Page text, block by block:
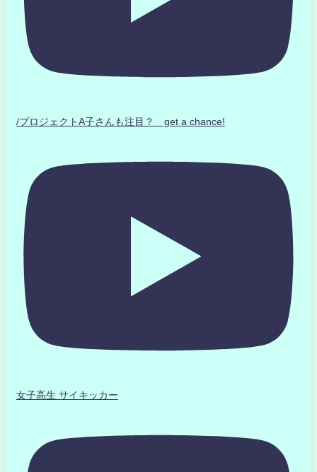
/プロジェクトA子さんも注目？ get a chance!
女子高生 サイキッカー